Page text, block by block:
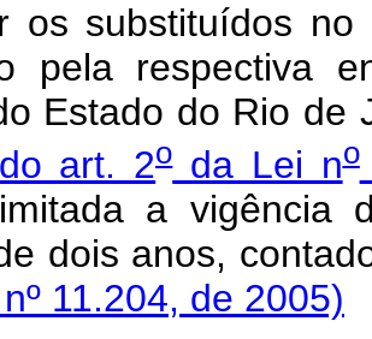
os substituídos
pela respectiva
Estado do Rio de
art. 2oda Lei no
a vigência
dois anos,
11.204, de 2005)